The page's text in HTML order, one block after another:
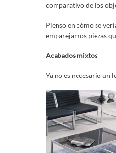
comparativo de los
Pienso en cómo se
emparejamos piezas
Acabados mixtos
Ya no es necesario un